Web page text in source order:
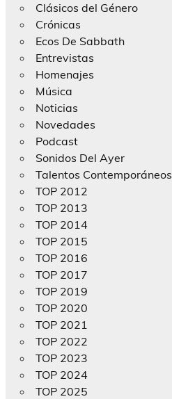
Clásicos del Género
Crónicas
Ecos De Sabbath
Entrevistas
Homenajes
Música
Noticias
Novedades
Podcast
Sonidos Del Ayer
Talentos Contemporáneos
TOP 2012
TOP 2013
TOP 2014
TOP 2015
TOP 2016
TOP 2017
TOP 2019
TOP 2020
TOP 2021
TOP 2022
TOP 2023
TOP 2024
TOP 2025